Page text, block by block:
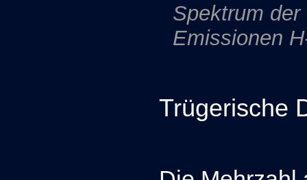
Spektrum
Emissionen
Trügerische